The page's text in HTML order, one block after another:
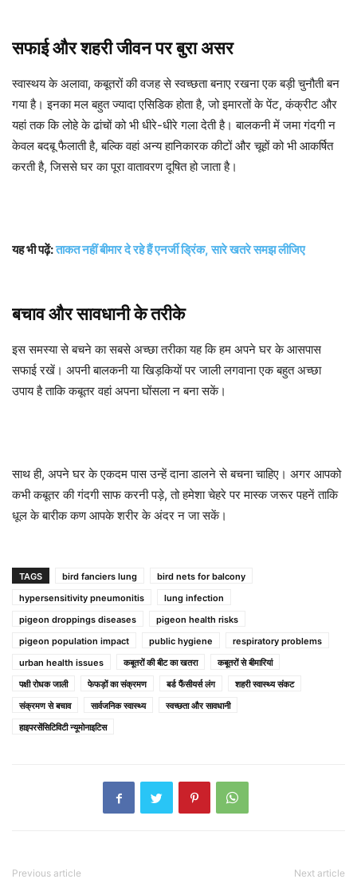
सफाई और शहरी जीवन पर बुरा असर
स्वास्थय के अलावा, कबूतरों की वजह से स्वच्छता बनाए रखना एक बड़ी चुनौती बन
गया है। इनका मल बहुत ज्यादा एसिडिक होता है, जो इमारतों के पेंट, कंक्रीट और
यहां तक कि लोहे के ढांचों को भी धीरे-धीरे गला देती है। बालकनी में जमा गंदगी न
केवल बदबू फैलाती है, बल्कि वहां अन्य हानिकारक कीटों और चूहों को भी आकर्षित
करती है, जिससे घर का पूरा वातावरण दूषित हो जाता है।
यह भी पढ़ें:ताकत नहीं बीमार दे रहे हैं एनर्जी ड्रिंक, सारे खतरे समझ लीजिए
बचाव और सावधानी के तरीके
इस समस्या से बचने का सबसे अच्छा तरीका यह कि हम अपने घर के आसपास
सफाई रखें। अपनी बालकनी या खिड़कियों पर जाली लगवाना एक बहुत अच्छा
उपाय है ताकि कबूतर वहां अपना घोंसला न बना सकें।
साथ ही, अपने घर के एकदम पास उन्हें दाना डालने से बचना चाहिए। अगर आपको
कभी कबूतर की गंदगी साफ करनी पड़े, तो हमेशा चेहरे पर मास्क जरूर पहनें ताकि
धूल के बारीक कण आपके शरीर के अंदर न जा सकें।
TAGS bird fanciers lung
bird nets for balcony
hypersensitivity pneumonitis
lung infection
pigeon droppings diseases
pigeon health risks
pigeon population impact
public hygiene
respiratory problems
urban health issues
कबूतरों की बीट का खतरा
कबूतरों से बीमारियां
पक्षी रोधक जाली
फेफड़ों का संक्रमण बर्ड फैंसीयर्स लंग
शहरी स्वास्थ्य संकट
संक्रमण से बचाव
सार्वजनिक स्वास्थ्य
स्वच्छता और सावधानी
हाइपरसेंसिटिविटी न्यूमोनाइटिस
Previous article Next article